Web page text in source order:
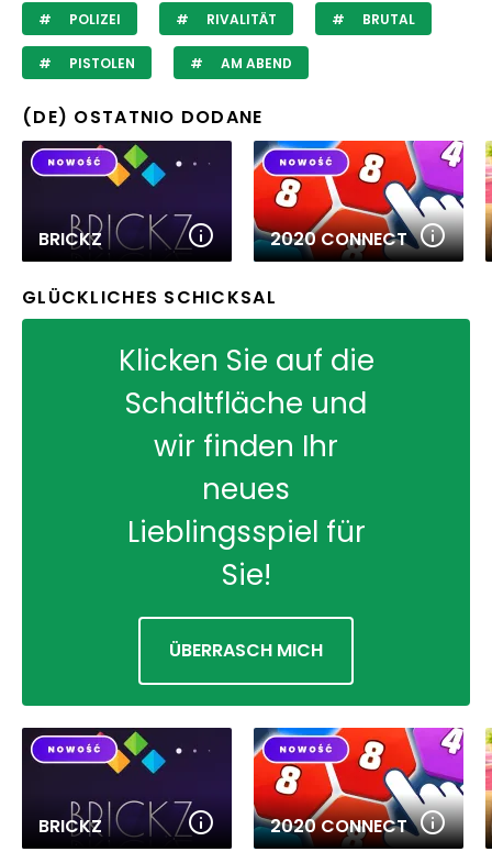
POLIZEI RIVALITÄT BRUTAL
PISTOLEN AM ABEND
(DE) OSTATNIO DODANE
BRICKZ 2020 CONNECT
GLÜCKLICHES SCHICKSAL
Klicken Sie auf die
Schaltfläche und
wir finden Ihr
neues
Lieblingsspiel für
Sie!
ÜBERRASCH MICH
BRICKZ 2020 CONNECT